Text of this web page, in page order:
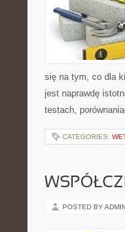
się na tym, co dla
jest naprawdę
testach,
CATEGORIES:
POSTED BY